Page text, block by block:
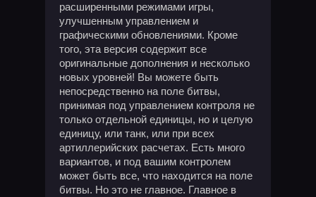
расширенными режимами игры,
улучшенным управлением и
графическими обновлениями. Кроме
того, эта версия содержит все
оригинальные дополнения и несколько
новых уровней! Вы можете быть
непосредственно на поле битвы,
принимая под управлением контроля не
только отдельной единицы, но и целую
единицу, или танк, или при всех
артиллерийских расчетах. Есть много
вариантов, и под вашим контролем
может быть все, что находится на поле
битвы. Но это не главное. Главное в